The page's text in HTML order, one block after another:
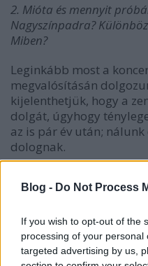
Blog - Do Not Process
If you wish to opt-out of the
processing of your
targeted advertising by us,
2. Mióta és mennyit
Nagyszínpadra?
Miben?
Leginkább most a
megvalósításán
kijelenthetjük, hogy a
dolgát, úgyhogy
az is pár év után; nálunk
dolognak.
3. Hol próbáltok?
szerettek benne?
Néha előre berendezett